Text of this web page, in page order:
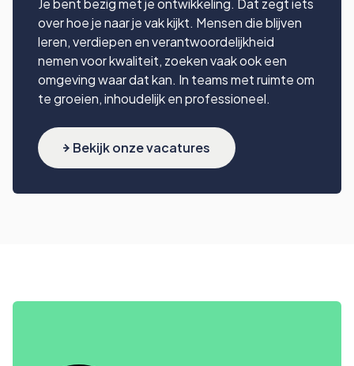
Je bent bezig met je ontwikkeling. Dat zegt iets
over hoe je naar je vak kijkt. Mensen die blijven
leren, verdiepen en verantwoordelijkheid
nemen voor kwaliteit, zoeken vaak ook een
omgeving waar dat kan. In teams met ruimte om
te groeien, inhoudelijk en professioneel.
Bekijk onze vacatures